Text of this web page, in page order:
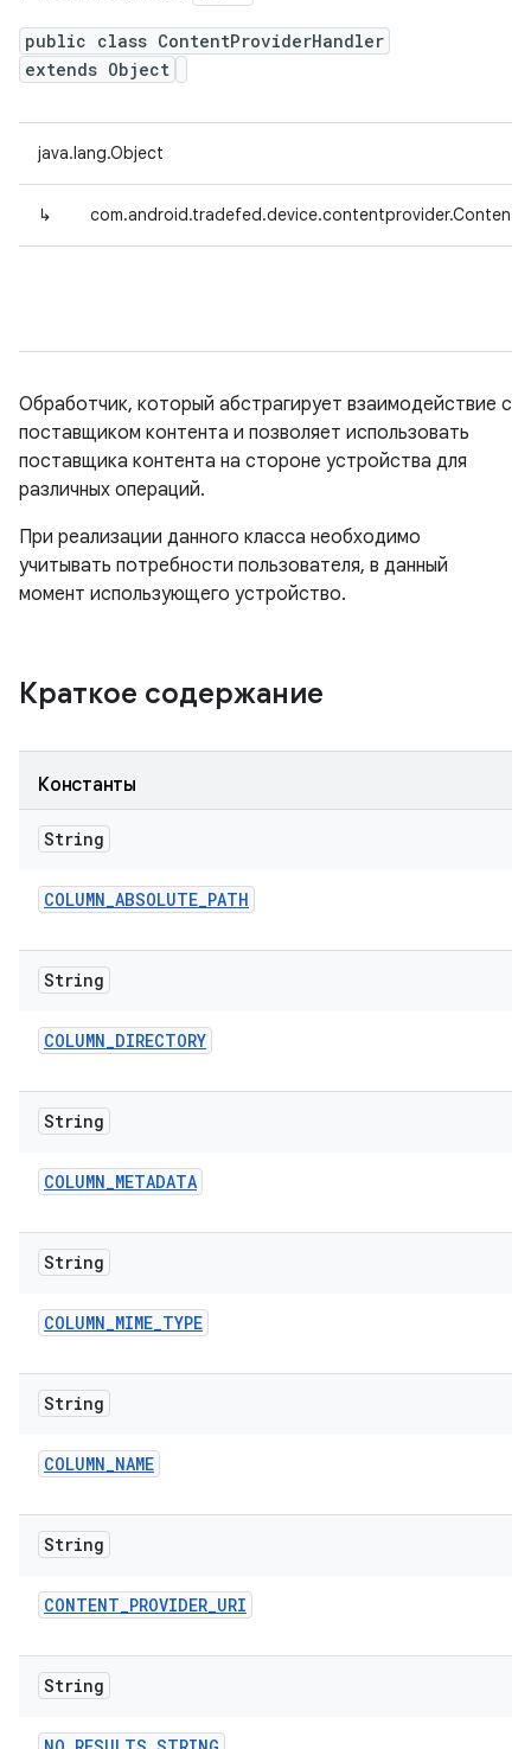
public class ContentProviderHandler
extends Object
java.lang.Object
↳
Обработчик, который абстрагирует взаимодействие с
поставщиком контента и позволяет использовать
поставщика контента на стороне устройства для
различных операций.
При реализации данного класса необходимо
учитывать потребности пользователя, в данный
момент использующего устройство.
Краткое содержание
Константы
String
COLUMN_ABSOLUTE_PATH
String
COLUMN_DIRECTORY
String
COLUMN_METADATA
String
COLUMN_MIME_TYPE
String
COLUMN_NAME
String
CONTENT_PROVIDER_URI
String